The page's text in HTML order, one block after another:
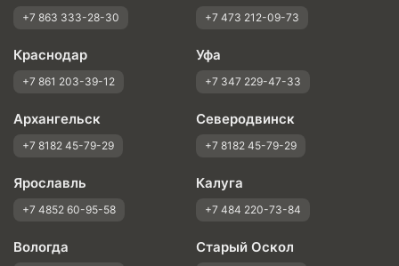
+7 863 333-28-30 +7 473 212-09-73
Краснодар
+7 861 203-39-12
Уфа
+7 347 229-47-33
Архангельск
+7 8182 45-79-29
Северодвинск
+7 8182 45-79-29
Ярославль
+7 4852 60-95-58
Калуга
+7 484 220-73-84
Вологда Старый Оскол